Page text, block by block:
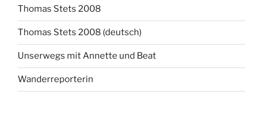
Thomas Stets 2008
Thomas Stets 2008 (deutsch)
Unserwegs mit Annette und Beat
Wanderreporterin